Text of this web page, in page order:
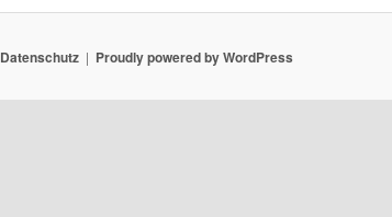
Datenschutz Proudly powered by WordPress